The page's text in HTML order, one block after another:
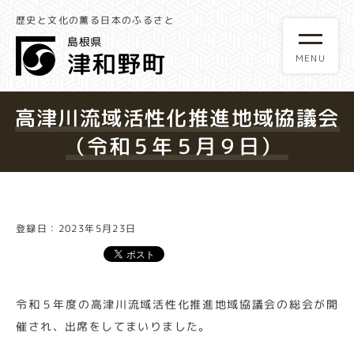
歴史と文化の薫る日本のふるさと
高津川流域活性化推進地域協議会
（令和５年５月９日）
登録日：2023年5月23日
令和５年度の高津川流域活性化推進地域協議会の総会が開
催され、出席をしてまいりました。